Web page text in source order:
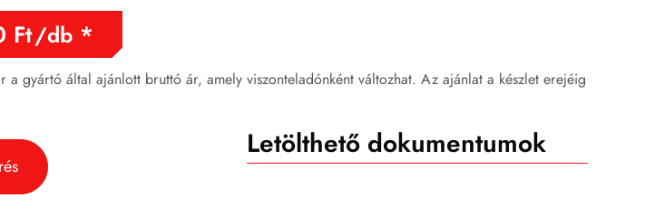
Ft/db
a gyártó által ajánlott bruttó ár, amely viszonteladónként változhat. Az ajánlat a készlet erejéig
Letölthető dokumentumok